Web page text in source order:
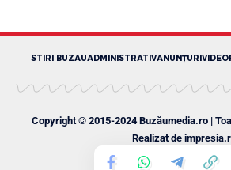
STIRI BUZAUADMINISTRATIVANUNȚURIVIDEO
Copyright © 2015-2024 Buzăumedia.ro |
Realizat de